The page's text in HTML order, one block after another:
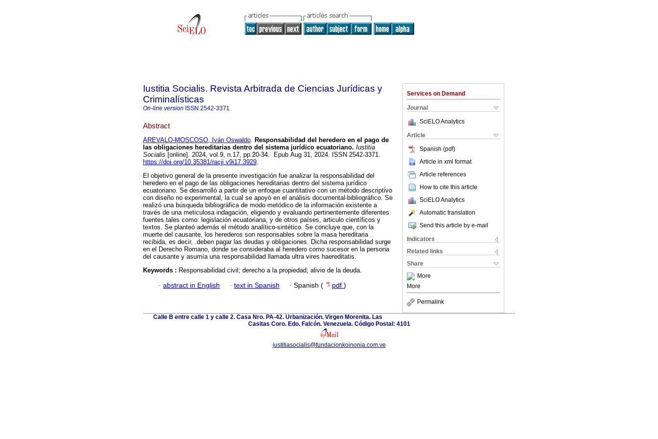
Services on Demand
Journal
SciELO Analytics
Article
Spanish (pdf)
Article in xml format
Article references
How to cite this article
SciELO Analytics
Automatic translation
Send this article by e-mail
Indicators
Related links
Share
More
More
Permalink
Iustitia Socialis. Revista Arbitrada de Ciencias Jurídicas y
Criminalísticas
On-line version ISSN 2542-3371
Abstract
AREVALO-MOSCOSO, Iván Oswaldo. Responsabilidad del heredero en el pago de
las obligaciones hereditarias dentro del sistema jurídico ecuatoriano. Iustitia
Socialis [online]. 2024, vol.9, n.17, pp.20-34. Epub Aug 31, 2024. ISSN 2542-3371.
https://doi.org/10.35381/racji.v9i17.3929.
El objetivo general de la presente investigación fue analizar la responsabilidad del
heredero en el pago de las obligaciones hereditarias dentro del sistema jurídico
ecuatoriano. Se desarrolló a partir de un enfoque cuantitativo con un método descriptivo
con diseño no experimental, la cual se apoyó en el análisis documental-bibliográfico. Se
realizó una búsqueda bibliográfica de modo metódico de la información existente a
través de una meticulosa indagación, eligiendo y evaluando pertinentemente diferentes
fuentes tales como: legislación ecuatoriana, y de otros países, articulo científicos y
textos. Se planteó además el método analítico-sintético. Se concluye que, con la
muerte del causante, los herederos son responsables sobre la masa hereditaria
recibida, es decir, .deben pagar las deudas y obligaciones. Dicha responsabilidad surge
en el Derecho Romano, donde se consideraba al heredero como sucesor en la persona
del causante y asumía una responsabilidad llamada ultra vires haereditatis.
Keywords : Responsabilidad civil; derecho a la propiedad; alivio de la deuda.
· abstract in English · text in Spanish · Spanish ( pdf )
Calle B entre calle 1 y calle 2. Casa Nro. PA-42. Urbanización. Virgen Morenita. Las
Casitas Coro. Edo. Falcón. Venezuela. Código Postal: 4101
iustitiasocialis@fundacionkoinonia.com.ve